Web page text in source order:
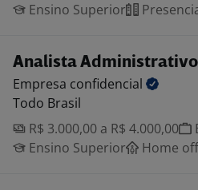
Ensino Superior
Analista
Empresa confidencial
Todo Brasil
R$ 3.000,00 a R$ 4.000,00
Ensino Superior
Home